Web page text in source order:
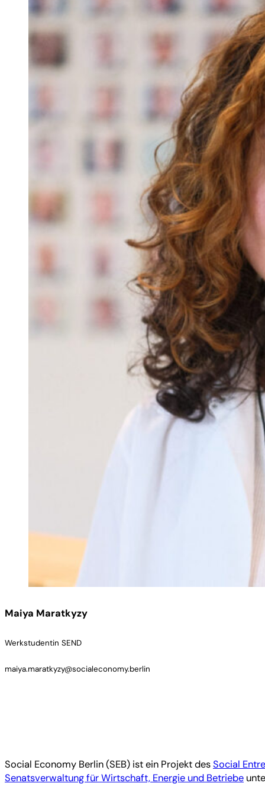
Maiya Maratkyzy
Werkstudentin SEND
maiya.maratkyzy@socialeconomy.berlin
Social Economy Berlin (SEB) ist ein Projekt desSocial
Senatsverwaltung für Wirtschaft, Energie und Betriebe